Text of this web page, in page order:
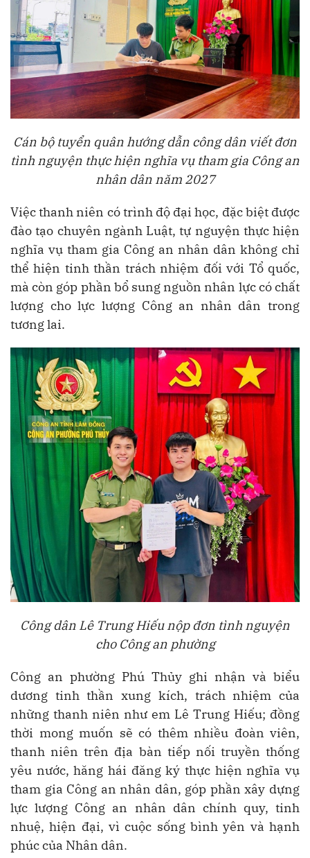
Cán bộ tuyển quân hướng dẫn công dân viết đơn
tình nguyện thực hiện nghĩa vụ tham gia Công an
nhân dân năm 2027
Việc thanh niên có trình độ đại học, đặc biệt được
đào tạo chuyên ngành Luật, tự nguyện thực hiện
nghĩa vụ tham gia Công an nhân dân không chỉ
thể hiện tinh thần trách nhiệm đối với Tổ quốc,
mà còn góp phần bổ sung nguồn nhân lực có chất
lượng cho lực lượng Công an nhân dân trong
tương lai.
Công dân Lê Trung Hiếu nộp đơn tình nguyện
cho Công an phường
Công an phường Phú Thủy ghi nhận và biểu
dương tinh thần xung kích, trách nhiệm của
những thanh niên như em Lê Trung Hiếu; đồng
thời mong muốn sẽ có thêm nhiều đoàn viên,
thanh niên trên địa bàn tiếp nối truyền thống
yêu nước, hăng hái đăng ký thực hiện nghĩa vụ
tham gia Công an nhân dân, góp phần xây dựng
lực lượng Công an nhân dân chính quy, tinh
nhuệ, hiện đại, vì cuộc sống bình yên và hạnh
phúc của Nhân dân.